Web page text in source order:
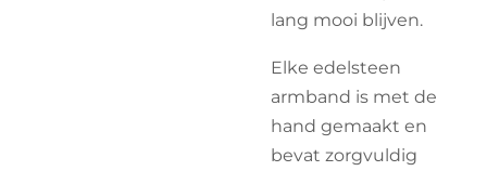
lang mooi blijven.
Elke edelsteen
armband is met de
hand gemaakt en
bevat zorgvuldig